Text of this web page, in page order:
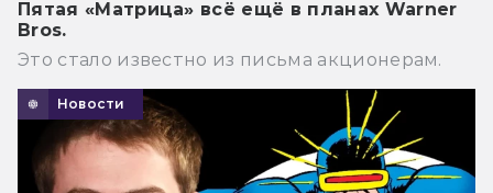
Пятая «Матрица» всё ещё в планах Warner
Bros.
Это стало известно из письма акционерам.
Новости